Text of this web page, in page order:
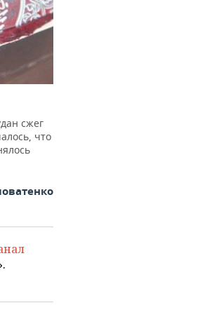
сжег
что